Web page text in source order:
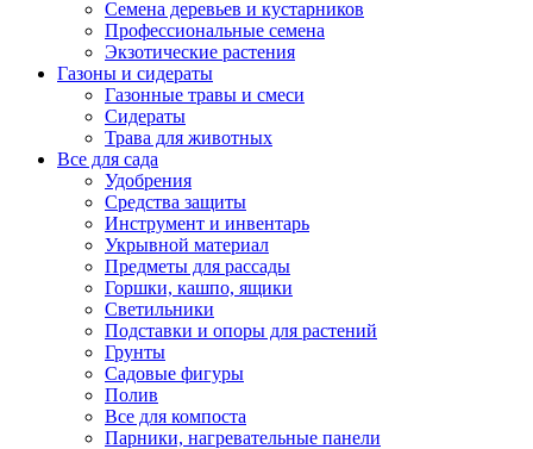
Семена деревьев и кустарников
Профессиональные семена
Экзотические растения
Газоны и сидераты
Газонные травы и смеси
Сидераты
Трава для животных
Все для сада
Удобрения
Средства защиты
Инструмент и инвентарь
Укрывной материал
Предметы для рассады
Горшки, кашпо, ящики
Светильники
Подставки и опоры для растений
Грунты
Садовые фигуры
Полив
Все для компоста
Парники, нагревательные панели